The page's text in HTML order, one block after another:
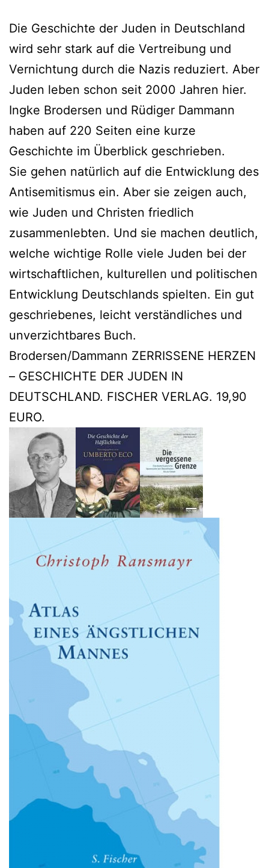
Die Geschichte der Juden in Deutschland
wird sehr stark auf die Vertreibung und
Vernichtung durch die Nazis reduziert. Aber
Juden leben schon seit 2000 Jahren hier.
Ingke Brodersen und Rüdiger Dammann
haben auf 220 Seiten eine kurze
Geschichte im Überblick geschrieben.
Sie gehen natürlich auf die Entwicklung des
Antisemitismus ein. Aber sie zeigen auch,
wie Juden und Christen friedlich
zusammenlebten. Und sie machen deutlich,
welche wichtige Rolle viele Juden bei der
wirtschaftlichen, kulturellen und politischen
Entwicklung Deutschlands spielten. Ein gut
geschriebenes, leicht verständliches und
unverzichtbares Buch.
Brodersen/Dammann ZERRISSENE HERZEN
– GESCHICHTE DER JUDEN IN
DEUTSCHLAND. FISCHER VERLAG. 19,90
EURO.